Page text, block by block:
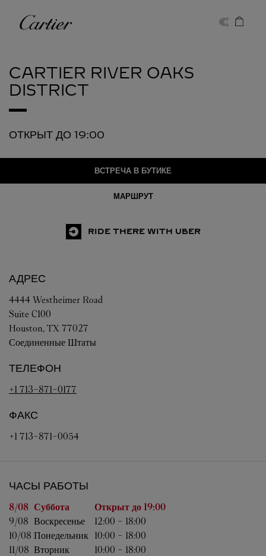
Cartier
CARTIER RIVER OAKS
DISTRICT
ОТКРЫТ ДО 19:00
ВСТРЕЧА В БУТИКЕ
МАРШРУТ
RIDE THERE WITH UBER
АДРЕС
4444 Westheimer Road
Suite C100
Houston, TX 77027
Соединенные Штаты
ТЕЛЕФОН
+1 713-871-0177
ФАКС
+1 713-871-0054
ЧАСЫ РАБОТЫ
День неделиЧасы работы
8/08 Суббота Открыт до 19:00
9/08 Воскресенье 12:00 - 18:00
10/08 Понедельник 10:00 - 18:00
11/08 Вторник 10:00 - 18:00